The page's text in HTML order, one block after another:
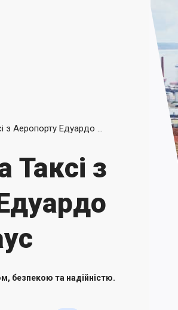
Таксі з
безпекою та надійністю.